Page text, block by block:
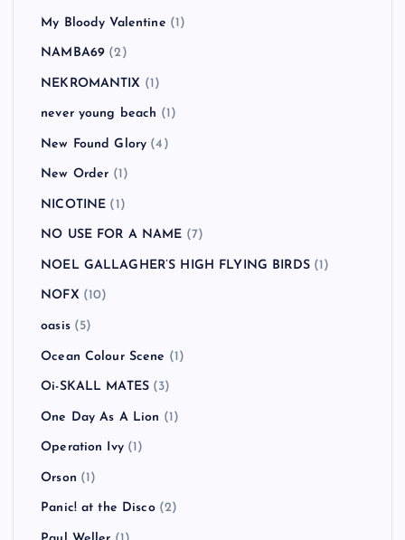
My Bloody Valentine (1)
NAMBA69 (2)
NEKROMANTIX (1)
never young beach (1)
New Found Glory (4)
New Order (1)
NICOTINE (1)
NO USE FOR A NAME (7)
NOEL GALLAGHER’S HIGH FLYING BIRDS(1)
NOFX (10)
oasis(5)
Ocean Colour Scene (1)
Oi-SKALL MATES (3)
One Day As A Lion (1)
Operation Ivy(1)
Orson (1)
Panic! at the Disco(2)